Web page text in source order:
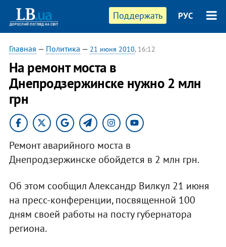
Поддержать РУС
Главная — Политика — 21 июня 2010, 16:12
На ремонт моста в
Днепродзержинске нужно 2 млн
грн
Ремонт аварийного моста в
Днепродзержинске обойдется в 2 млн грн.
Об этом сообщил Александр Вилкул 21 июня
на пресс-конференции, посвященной 100
дням своей работы на посту губернатора
региона.